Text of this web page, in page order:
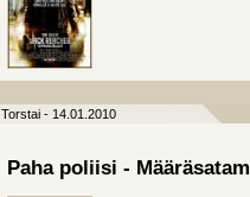
Torstai - 14.01.2010
Paha poliisi -